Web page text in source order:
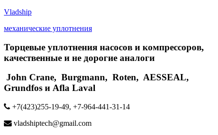
Vladship
механические уплотнения
Торцевые уплотнения насосов и компрессоров,
качественные и не дорогие аналоги
John Crane, Burgmann, Roten, AESSEAL,
Grundfos и Afla Laval
+7(423)255-19-49, +7-964-441-31-14
vladshiptech@gmail.com